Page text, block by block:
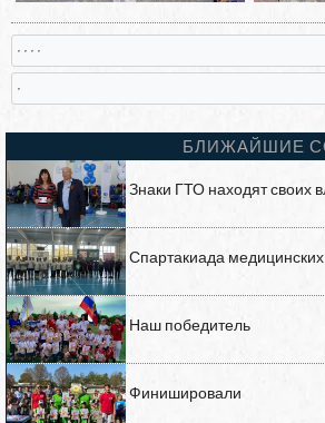
БЛИЖАЙШИЕ
Знаки ГТО находят своих
Спартакиада
Наш победитель
Финишировали